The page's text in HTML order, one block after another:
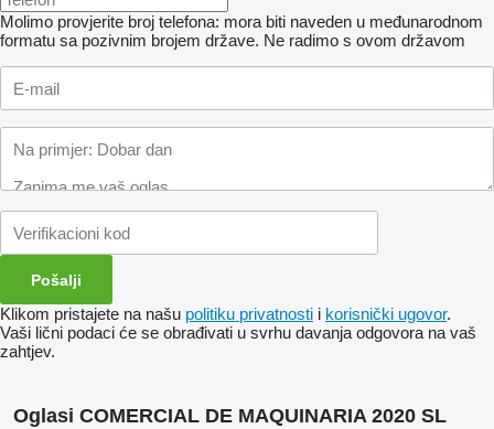
Molimo provjerite broj telefona: mora biti naveden u međunarodnom
formatu sa pozivnim brojem države. Ne radimo s ovom državom
Klikom pristajete na našu politiku privatnosti i korisnički ugovor.
Vaši lični podaci će se obrađivati ​​u svrhu davanja odgovora na vaš
zahtjev.
Oglasi COMERCIAL DE MAQUINARIA 2020 SL